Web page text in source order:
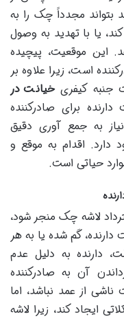
بتواند مجدداً چک را به
یا با تهدید به وصول
این موقعیت، پیچیده
است، زیرا علاوه بر
جنبه کیفریخیانت در
برای صادرکننده
به جمع آوری دقیق
اقدام به موقع و
حیاتی است.
لاشه چک منجر شود،
گم شده یا به هر
دارنده به دلیل عدم
آن به صادرکننده
از عمد نباشد، اما
ایجاد کند، زیرا لاشه